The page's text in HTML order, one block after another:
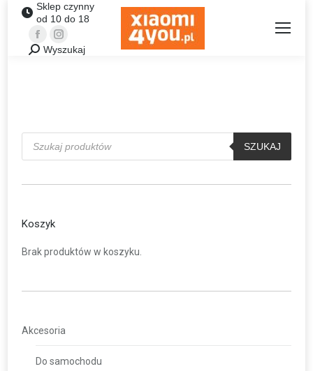
Sklep czynny
od 10 do 18
FacebookInstagram
Szukaj:Wyszukaj
Wyszukiwarka
produktów
SZUKAJ
Koszyk
Brak produktów w koszyku.
Akcesoria
Do samochodu